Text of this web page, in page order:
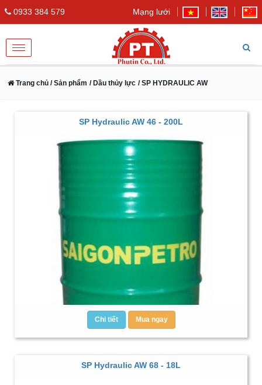
0933 384 579 Mạng lưới
Toggle
navigation
Trang chủ / Sản phẩm / Dầu thủy lực / SP HYDRAULIC AW
SP Hydraulic AW 46 - 200L
Chi tiết Mua ngay
SP Hydraulic AW 68 - 18L